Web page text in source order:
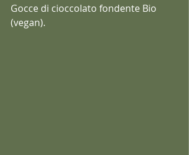
Gocce di cioccolato fondente Bio
(vegan).